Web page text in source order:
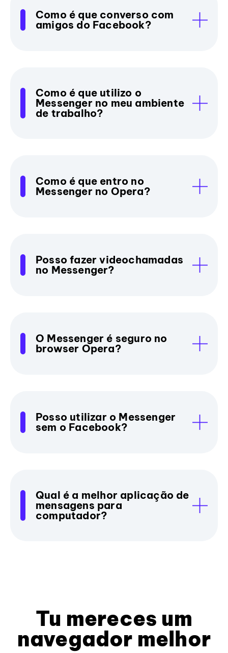
Como é que converso com
amigos do Facebook?
Como é que utilizo o
Messenger no meu ambiente
de trabalho?
Como é que entro no
Messenger no Opera?
Posso fazer videochamadas
no Messenger?
O Messenger é seguro no
browser Opera?
Posso utilizar o Messenger
sem o Facebook?
Qual é a melhor aplicação de
mensagens para
computador?
Tu mereces um
navegador melhor